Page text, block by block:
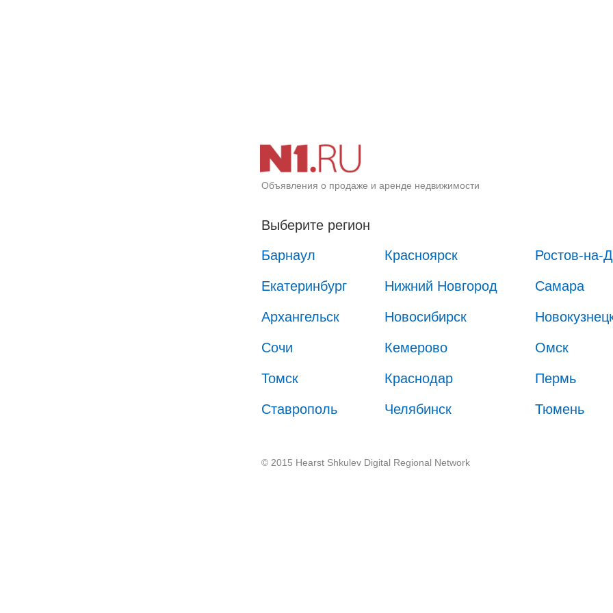
Объявления о продаже и аренде недвижимости
Выберите регион
Барнаул
Красноярск Ростов-на-
Екатеринбург Нижний Новгород Самара
Архангельск Новосибирск
Сочи Кемерово Омск
Томск Краснодар Пермь
Ставрополь Челябинск Тюмень
© 2015 Hearst Shkulev Digital Regional Network